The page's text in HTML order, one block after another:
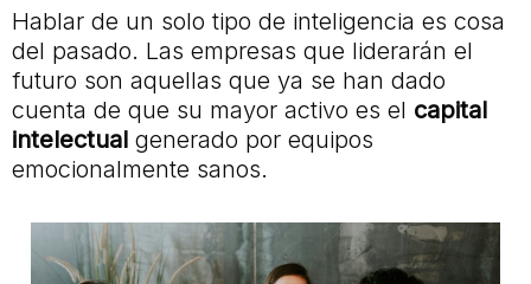
Hablar de un solo tipo de inteligencia es cosa
del pasado. Las empresas que liderarán el
futuro son aquellas que ya se han dado
cuenta de que su mayor activo es el capital
intelectual generado por equipos
emocionalmente sanos.